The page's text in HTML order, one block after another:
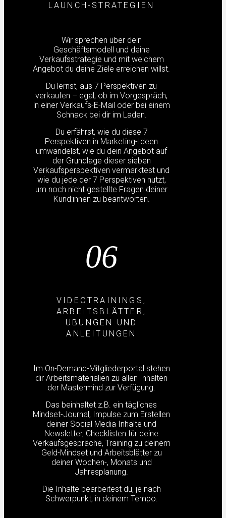
LAUNCH-STRATEGIEN
Wir sprechen über dein
Geschäftsmodell und deine
Verkaufsstrategie und mit welchem
Angebot du deine Ziele erreichen willst.
Du lernst, aus 7 Perspektiven zu
verkaufen – egal, ob im Vorgespräch,
in einer Verkaufs-E-Mail oder bei einem
Schnack bei dir im Laden.
Du erfährst, wie du diese 7
Perspektiven in Marketing-Ideen
umwandelst, wie du dein Angebot auf
der Grundlage dieser sieben
Verkaufsperspektiven vermarktest und
wie du jede der 7 Perspektiven nutzt,
um noch nicht gestellte Fragen deiner
Kund:innen zu beantworten.
06
VIDEOTRAININGS,
ARBEITSBLÄTTER,
ÜBUNGEN UND
ANLEITUNGEN
Im On-Demand-Mitgliederportal stehen
dir Arbeitsmaterialien zu allen Inhalten
der Mastermind zur Verfügung.
Das beinhaltet z.B. ein tägliches
Mindset-Journal, Impulse zum Erstellen
deiner Social Media Inhalte und
Newsletter, Checklisten für deine
Verkaufsgespräche, Training zu deinem
Geld-Mindset und Arbeitsblätter zu
deiner Wochen-, Monats und
Jahresplanung.
Die Inhalte bearbeitest du, je nach
Schwerpunkt, in deinem Tempo.